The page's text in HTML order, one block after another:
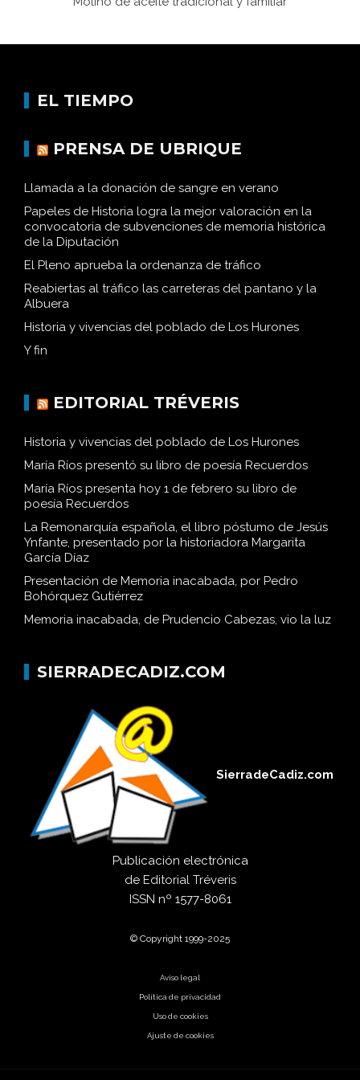
EL TIEMPO
PRENSA DE UBRIQUE
Llamada a la donación de sangre en verano
Papeles de Historia logra la mejor valoración en la
convocatoria de subvenciones de memoria histórica
de la Diputación
El Pleno aprueba la ordenanza de tráfico
Reabiertas al tráfico las carreteras del pantano y la
Albuera
Historia y vivencias del poblado de Los Hurones
Y fin
EDITORIAL TRÉVERIS
Historia y vivencias del poblado de Los Hurones
María Ríos presentó su libro de poesía Recuerdos
María Ríos presenta hoy 1 de febrero su libro de
poesía Recuerdos
La Remonarquía española, el libro póstumo de Jesús
Ynfante, presentado por la historiadora Margarita
García Díaz
Presentación de Memoria inacabada, por Pedro
Bohórquez Gutiérrez
Memoria inacabada, de Prudencio Cabezas, vio la luz
SIERRADECADIZ.COM
SierradeCadiz.com
Publicación electrónica
de Editorial Tréveris
ISSN nº 1577-8061
© Copyright 1999-2025
Aviso legal
Política de privacidad
Uso de cookies
Ajuste de cookies